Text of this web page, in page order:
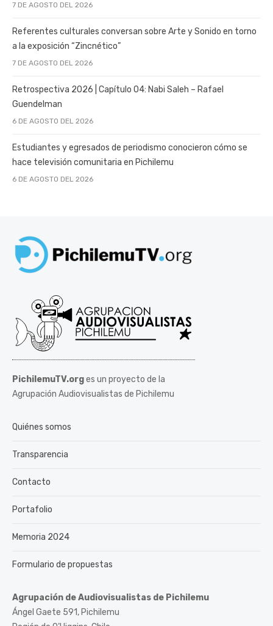
7 DE AGOSTO DEL 2026
Referentes culturales conversan sobre Arte y Sonido en torno
a la exposición “Zincnético”
7 DE AGOSTO DEL 2026
Retrospectiva 2026 | Capítulo 04: Nabi Saleh – Rafael
Guendelman
6 DE AGOSTO DEL 2026
Estudiantes y egresados de periodismo conocieron cómo se
hace televisión comunitaria en Pichilemu
6 DE AGOSTO DEL 2026
PichilemuTV.orges un proyecto de la
Agrupación Audiovisualistas de Pichilemu
Quiénes somos
Transparencia
Contacto
Portafolio
Memoria 2024
Formulario de propuestas
Agrupación de Audiovisualistas de Pichilemu
Ángel Gaete 591, Pichilemu